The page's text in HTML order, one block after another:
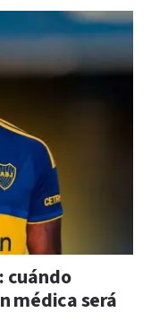
cuándo
médica será